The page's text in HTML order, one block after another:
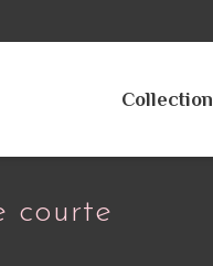
Collection
courte